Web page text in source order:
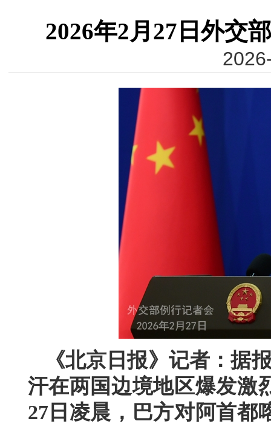
2026年2月27日外交
《北京日报》记者：据
汗在两国边境地区爆发激
27日凌晨，巴方对阿首都